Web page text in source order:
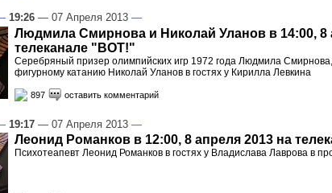
19:26 — 07 Апреля 2013 —
Людмила Смирнова и Николай Уланов в 14:00, 8
телеканале "ВОТ!"
Серебряный призер олимпийских игр 1972 года Людмила
фигурному катанию Николай Уланов в гостях у Кирилла Левкина
897 оставить комментарий
19:17 — 07 Апреля 2013 —
Леонид Романков в 12:00, 8 апреля 2013 на
Психотеапевт Леонид Романков в гостях у Владислава Лаврова в